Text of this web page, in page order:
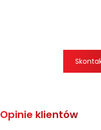
Opinie klientów